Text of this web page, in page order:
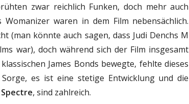
zwar reichlich Funken, doch mehr auch
waren in dem Film nebensächlich.
(man könnte auch sagen, dass Judi Denchs M
war), doch während sich der Film insgesamt
James Bonds bewegte, fehlte dieses
es ist eine stetige Entwicklung und die
Spectre, sind zahlreich.